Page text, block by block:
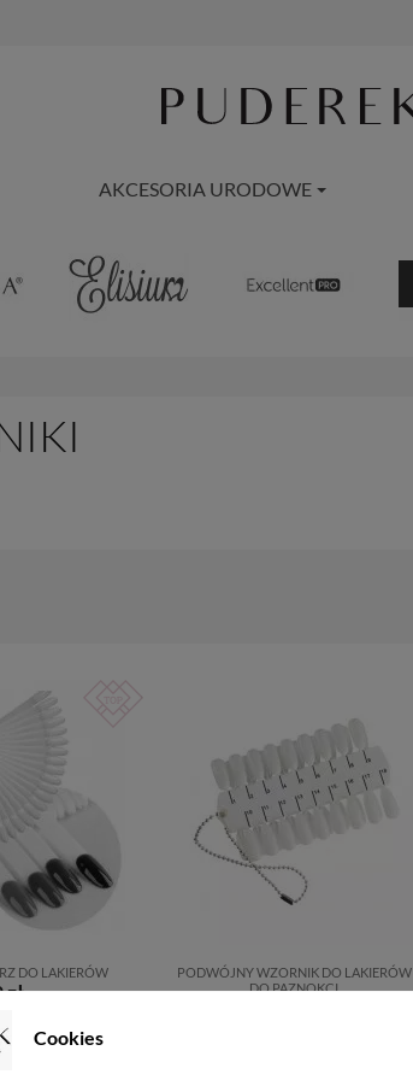
Cookies
AKCESORIA URODOWE
DO LAKIERÓW
PODWÓJNY WZORNIK DO LAKIERÓW
DO PAZNOKCI